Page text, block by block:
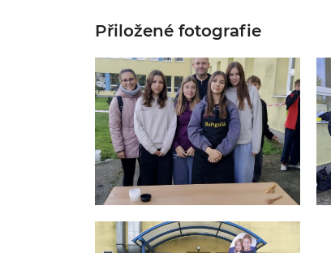
Přiložené fotografie